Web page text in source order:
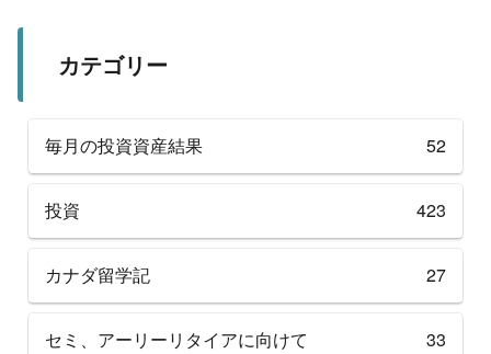
カテゴリー
毎月の投資資産結果 52
投資 423
カナダ留学記 27
セミ、アーリーリタイアに向けて 33